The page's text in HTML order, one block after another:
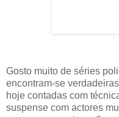
Gosto muito de séries
encontram-se
hoje contadas com
suspense com actores